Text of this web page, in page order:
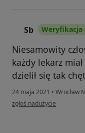
Sb Weryfikacja
Niesamowity
każdy lekarz
dzielił się tak
24 maja 2021 • Wrocław
w opinii użytkownika Sb
zgłoś nadużycie